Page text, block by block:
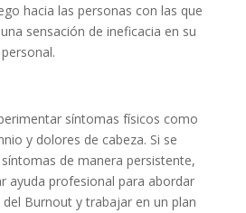
hacia las personas con las que
sensación de ineficacia en su
síntomas físicos como
y dolores de cabeza. Si se
de manera persistente,
ayuda profesional para abordar
Burnout y trabajar en un plan